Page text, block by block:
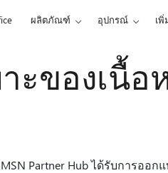
ผลิตภัณฑ์ อุปกรณ์ เพิ่
ะของเนื้
Partner Hub ได้รับการออ